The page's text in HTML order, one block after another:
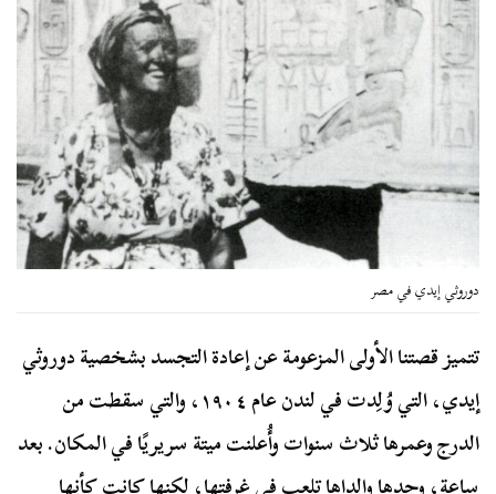
دوروثي إيدي في مصر
تتميز قصتنا الأولى المزعومة عن إعادة التجسد بشخصية دوروثي
إيدي، التي وُلِدت في لندن عام ١٩٠٤، والتي سقطت من
الدرج وعمرها ثلاث سنوات وأُعلنت ميتة سريريًا في المكان. بعد